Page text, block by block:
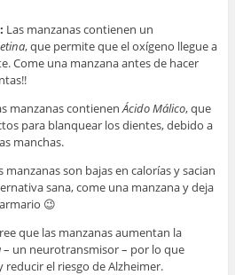
Las manzanas contienen un
, que permite que el oxígeno llegue a
Come una manzana antes de hacer
manzanas contienenÁcido Málico, que
para blanquear los dientes, debido a
manchas.
manzanas son bajas en calorías y sacian
sana, come una manzana y deja
😉
que las manzanas aumentan la
– un neurotransmisor – por lo que
el riesgo de Alzheimer.